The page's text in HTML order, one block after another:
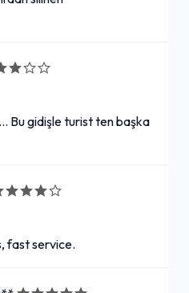
Bu gidişle turist ten başka
fast service.